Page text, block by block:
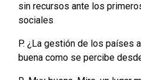
sin recursos ante los
sociales
P. ¿La gestión de los países
buena como se percibe